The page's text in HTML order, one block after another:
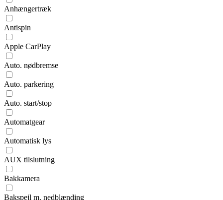
Anhængertræk
Antispin
Apple CarPlay
Auto. nødbremse
Auto. parkering
Auto. start/stop
Automatgear
Automatisk lys
AUX tilslutning
Bakkamera
Bakspejl m. nedblænding